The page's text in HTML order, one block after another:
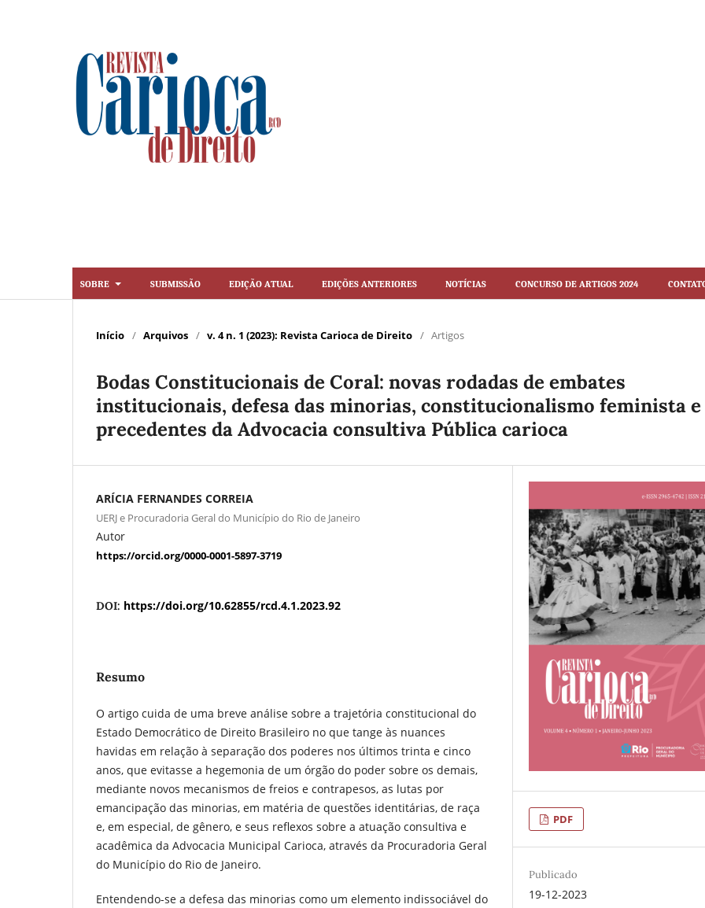
Sobre Submissão Edição Atual Edições Anteriores Notícias Concurso de artigos 2024
Início / Arquivos / v. 4 n. 1 (2023): Revista Carioca de Direito / Artigos
Bodas Constitucionais de Coral: novas rodadas de embates
institucionais, defesa das minorias, constitucionalismo feminista e
precedentes da Advocacia consultiva Pública carioca
ARÍCIA FERNANDES CORREIA
UERJ e Procuradoria Geral do Município do Rio de Janeiro
Autor
https://orcid.org/0000-0001-5897-3719
DOI: https://doi.org/10.62855/rcd.4.1.2023.92
Resumo
O artigo cuida de uma breve análise sobre a trajetória constitucional do
Estado Democrático de Direito Brasileiro no que tange às nuances
havidas em relação à separação dos poderes nos últimos trinta e cinco
anos, que evitasse a hegemonia de um órgão do poder sobre os demais,
mediante novos mecanismos de freios e contrapesos, as lutas por
emancipação das minorias, em matéria de questões identitárias, de raça
e, em especial, de gênero, e seus reflexos sobre a atuação consultiva e
acadêmica da Advocacia Municipal Carioca, através da Procuradoria Geral
do Município do Rio de Janeiro.
Entendendo-se a defesa das minorias como um elemento indissociável do
PDF
Publicado
19-12-2023